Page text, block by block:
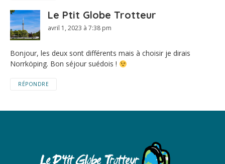
Le Ptit Globe Trotteur
avril 1, 2023 à 7:38 pm
Bonjour, les deux sont différents mais à choisir je dirais
Norrköping. Bon séjour suédois !
RÉPONDRE